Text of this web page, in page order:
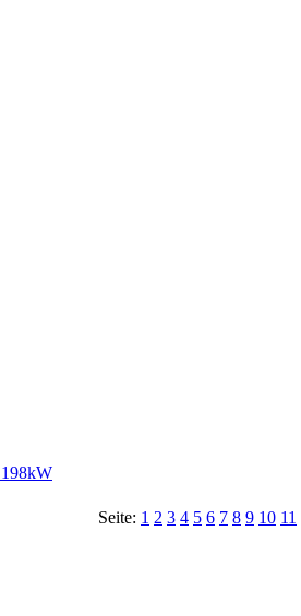
Seite: 1 2 3 4 5 6 7 8 9 10 11